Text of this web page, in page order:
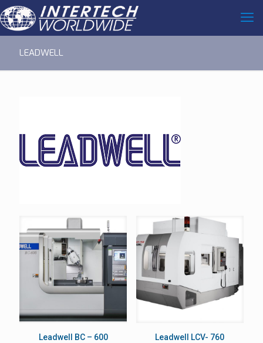
LEADWELL
Leadwell BC – 600 Leadwell LCV- 760